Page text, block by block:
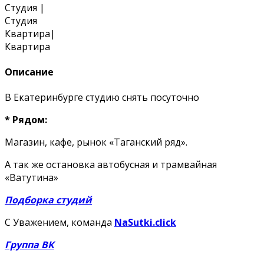
Студия |
Студия
Квартира|
Квартира
Описание
В Екатеринбурге студию снять посуточно
* Рядом:
Магазин, кафе, рынок «Таганский ряд».
А так же остановка автобусная и трамвайная
«Ватутина»
Подборка студий
С Уважением, команда NaSutki.click
Группа ВК